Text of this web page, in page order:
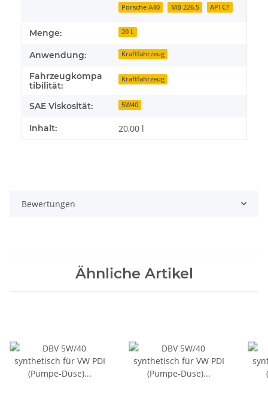
Porsche A40
MB 226.5 API CF
Menge: 20 L
Anwendung: Kraftfahrzeug
Fahrzeugkompa
tibilität:
Kraftfahrzeug
SAE Viskosität: 5W40
Inhalt: 20,00 l
Bewertungen
Ähnliche Artikel